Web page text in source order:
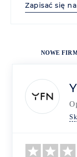
Zapisać się
NOWE